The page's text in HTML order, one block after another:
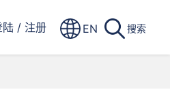
陆 / 注册 EN 搜索